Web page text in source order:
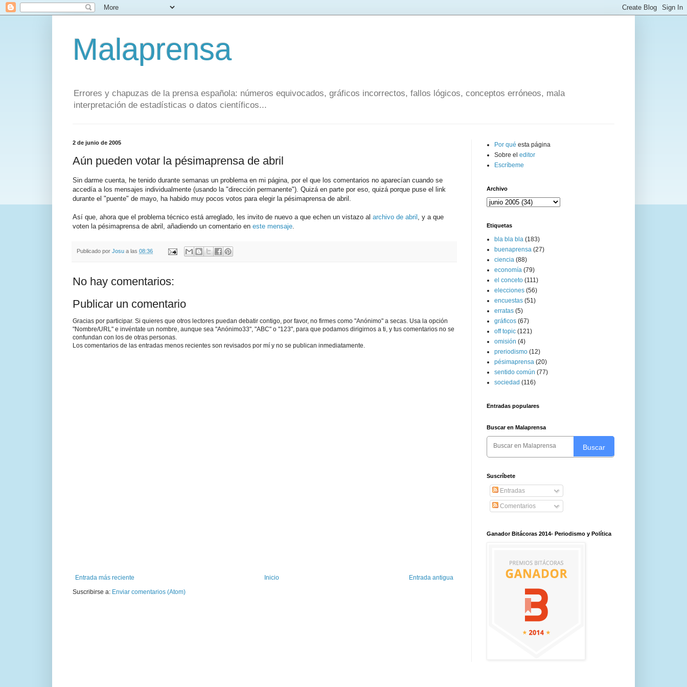
Malaprensa
Errores y chapuzas de la prensa española: números equivocados, gráficos incorrectos, fallos lógicos, conceptos erróneos, mala
interpretación de estadísticas o datos científicos...
2 de junio de 2005
Aún pueden votar la pésimaprensa de abril
Sin darme cuenta, he tenido durante semanas un problema en mi página, por el que los comentarios no aparecían cuando se
accedía a los mensajes individualmente (usando la "dirección permanente"). Quizá en parte por eso, quizá porque puse el link
durante el "puente" de mayo, ha habido muy pocos votos para elegir la pésimaprensa de abril.
Así que, ahora que el problema técnico está arreglado, les invito de nuevo a que echen un vistazo al archivo de abril , y a que
voten la pésimaprensa de abril, añadiendo un comentario en este mensaje.
Publicado por Josu a las 08:36
No hay comentarios:
Publicar un comentario
Gracias por participar. Si quieres que otros lectores puedan debatir contigo, por favor, no firmes como "Anónimo" a secas. Usa la opción
"Nombre/URL" e invéntate un nombre, aunque sea "Anónimo33", "ABC" o "123", para que podamos dirigirnos a ti, y tus comentarios no se
confundan con los de otras personas.
Los comentarios de las entradas menos recientes son revisados por mí y no se publican inmediatamente.
Entrada más reciente Entrada antigua
Inicio
Suscribirse a: Enviar comentarios (Atom)
Por qué esta página
Sobre el editor
Escríbeme
Archivo
Etiquetas
bla bla bla (183)
buenaprensa (27)
ciencia (88)
economía (79)
el conceto (111)
elecciones (56)
encuestas (51)
erratas (5)
gráficos (67)
off topic (121)
omisión (4)
preriodismo (12)
pésimaprensa (20)
sentido común (77)
sociedad (116)
Entradas populares
Buscar en Malaprensa
Buscar
Suscríbete
Entradas
Comentarios
Ganador Bitácoras 2014- Periodismo y Política